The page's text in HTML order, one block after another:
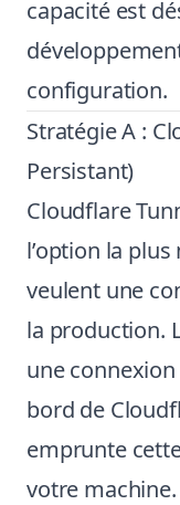
capacité est
configuration.
Stratégie A :
Persistant)
Cloudflare
l’option la
veulent une
la production.
une
bord de
emprunte
votre